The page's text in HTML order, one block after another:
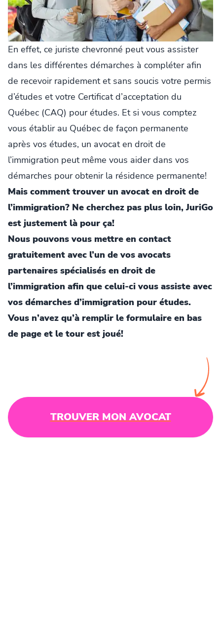
En effet, ce juriste chevronné peut vous assister
dans les différentes démarches à compléter afin
de recevoir rapidement et sans soucis votre permis
d’études et votre Certificat d’acceptation du
Québec (CAQ) pour études. Et si vous comptez
vous établir au Québec de façon permanente
après vos études, un avocat en droit de
l’immigration peut même vous aider dans vos
démarches pour obtenir la résidence permanente!
Mais comment trouver un avocat en droit de
l’immigration? Ne cherchez pas plus loin, JuriGo
est justement là pour ça!
Nous pouvons vous mettre en contact
gratuitement avec l’un de vos avocats
partenaires spécialisés en droit de
l’immigration afin que celui-ci vous assiste avec
vos démarches d’immigration pour études.
Vous n’avez qu’à remplir le formulaire en bas
de page et le tour est joué!
TROUVER MON AVOCAT